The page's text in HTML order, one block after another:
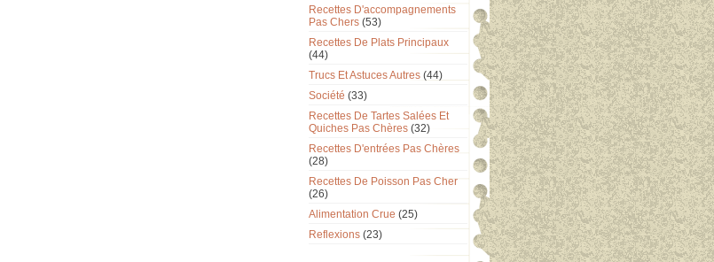
Recettes D'accompagnements
Pas Chers (53)
Recettes De Plats Principaux
(44)
Trucs Et Astuces Autres (44)
Société (33)
Recettes De Tartes Salées Et
Quiches Pas Chères (32)
Recettes D'entrées Pas Chères
(28)
Recettes De Poisson Pas Cher
(26)
Alimentation Crue (25)
Reflexions (23)